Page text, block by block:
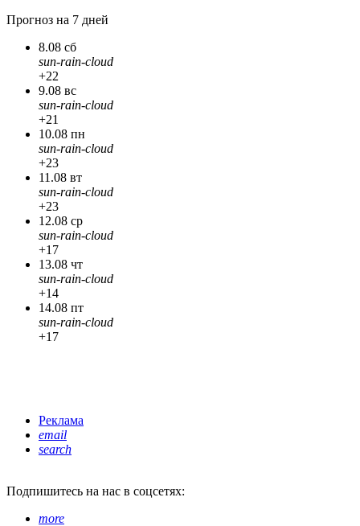
Прогноз на 7 дней
8.08 сб
sun-rain-cloud
+22
9.08 вс
sun-rain-cloud
+21
10.08 пн
sun-rain-cloud
+23
11.08 вт
sun-rain-cloud
+23
12.08 ср
sun-rain-cloud
+17
13.08 чт
sun-rain-cloud
+14
14.08 пт
sun-rain-cloud
+17
Реклама
email
search
Подпишитесь на нас в соцсетях:
more